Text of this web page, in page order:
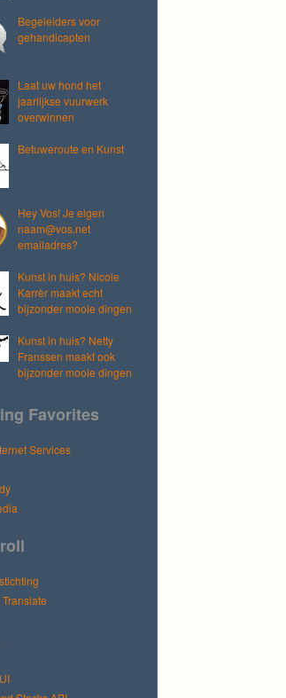
Begeleiders voor
gehandicapten
Laat uw hond het
jaarlijkse vuurwerk
overwinnen
Betuweroute en Kunst
Hey Vos! Je eigen
naam@vos.net
emailadres?
Kunst in huis? Nicole
Karrèr maakt echt
bijzonder mooie dingen
Kunst in huis? Netty
Franssen maakt ook
bijzonder mooie dingen
Favorites
Services